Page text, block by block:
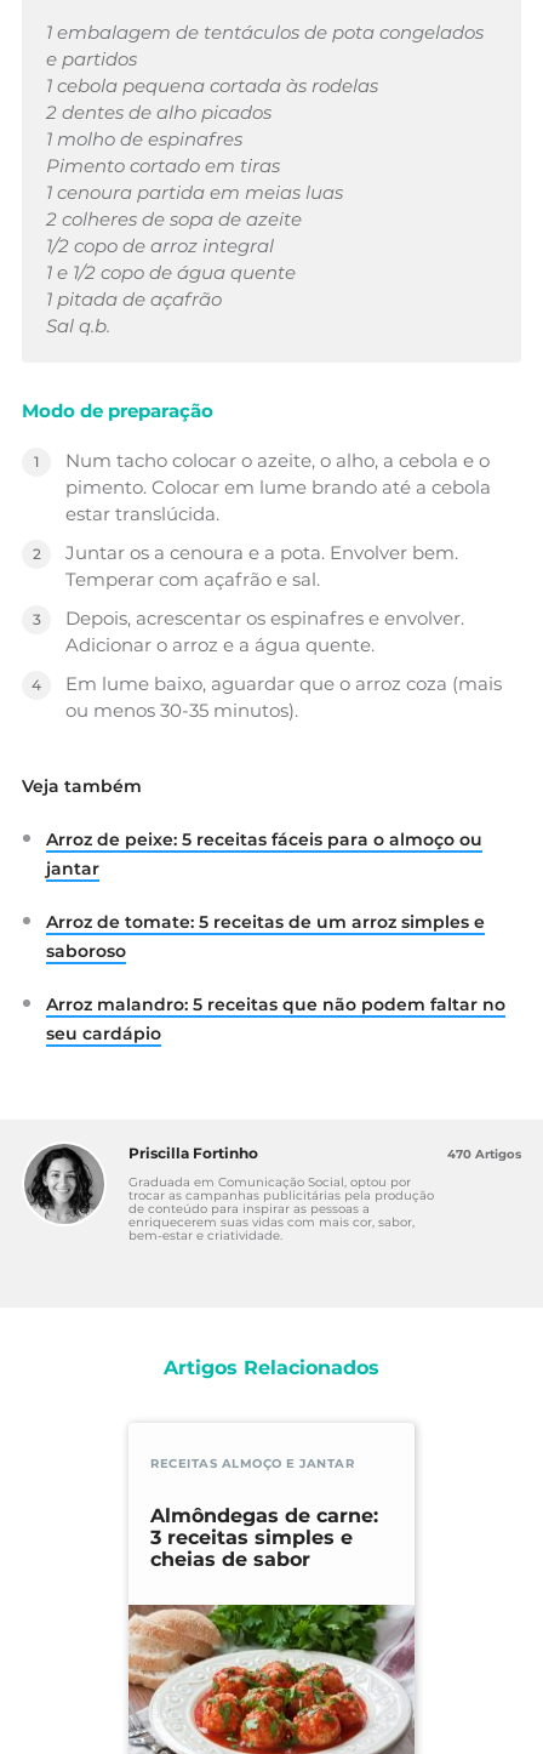
1 embalagem de tentáculos de pota congelados
e partidos
1 cebola pequena cortada às rodelas
2 dentes de alho picados
1 molho de espinafres
Pimento cortado em tiras
1 cenoura partida em meias luas
2 colheres de sopa de azeite
1/2 copo de arroz integral
1 e 1/2 copo de água quente
1 pitada de açafrão
Sal q.b.
Modo de preparação
Num tacho colocar o azeite, o alho, a cebola e o
pimento. Colocar em lume brando até a cebola
estar translúcida.
Juntar os a cenoura e a pota. Envolver bem.
Temperar com açafrão e sal.
Depois, acrescentar os espinafres e envolver.
Adicionar o arroz e a água quente.
Em lume baixo, aguardar que o arroz coza (mais
ou menos 30-35 minutos).
Veja também
Arroz de peixe: 5 receitas fáceis para o almoço ou
jantar
Arroz de tomate: 5 receitas de um arroz simples e
saboroso
Arroz malandro: 5 receitas que não podem faltar no
seu cardápio
Priscilla Fortinho
Graduada em Comunicação Social, optou por
trocar as campanhas publicitárias pela produção
de conteúdo para inspirar as pessoas a
enriquecerem suas vidas com mais cor, sabor,
bem-estar e criatividade.
470 Artigos
Artigos Relacionados
RECEITAS ALMOÇO E JANTAR
Almôndegas de carne:
3 receitas simples e
cheias de sabor